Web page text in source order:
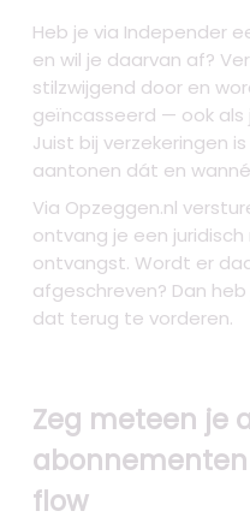
Heb je via Independer
en wil je daarvan af?
stilzwijgend door en
geïncasseerd — ook
Juist bij verzekeringen
aantonen dát en
Via Opzeggen.nl
ontvang je een
ontvangst. Wordt er
afgeschreven? Dan
dat terug te vorderen.
Zeg meteen je
flow